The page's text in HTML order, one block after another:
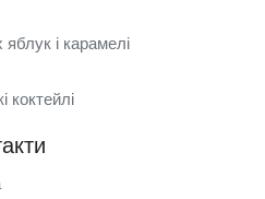
і карамелі
коктейлі